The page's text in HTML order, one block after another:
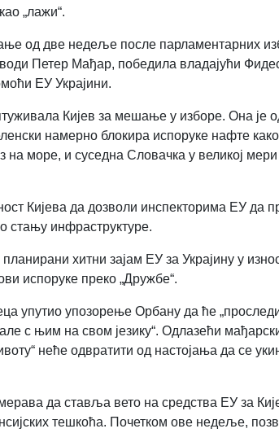
„лажи“.
од две недеље после парламентарних
Петер Мађар, победила владајући
ЕУ Украјини.
Кијев за мешање у изборе. Она је
намерно блокира испоруке нафте како
море, и суседна Словачка у великој мери
Кијева да дозволи инспекторима ЕУ да
стању инфраструктуре.
хитни зајам ЕУ за Украјину у
испоруке преко „Дружбе“.
упутио упозорење Орбану да ће
с њим на свом језику“. Одлазећи
неће одвратити од настојања да се
да ставља вето на средства ЕУ за
тешкоћа. Почетком ове недеље,